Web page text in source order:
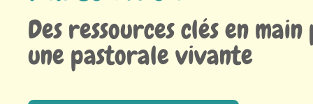
Des ressources clés en
une pastorale vivante